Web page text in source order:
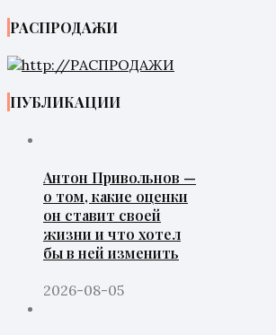
РАСПРОДАЖИ
ПУБЛИКАЦИИ
Антон Привольнов —
о том, какие оценки
он ставит своей
жизни и что хотел
бы в ней изменить
2026-08-05